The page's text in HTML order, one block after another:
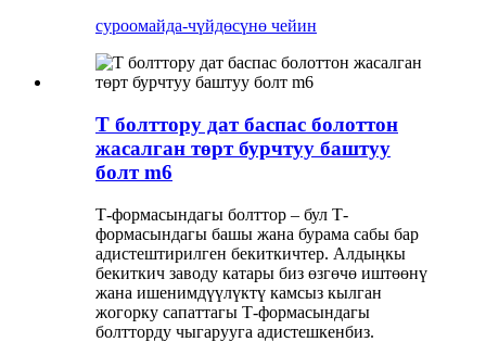
суроомайда-чүйдөсүнө чейин
T болттору дат баспас болоттон
жасалган төрт бурчтуу баштуу
болт m6
Т-формасындагы болттор – бул Т-
формасындагы башы жана бурама сабы бар
адистештирилген бекиткичтер. Алдыңкы
бекиткич заводу катары биз өзгөчө иштөөнү
жана ишенимдүүлүктү камсыз кылган
жогорку сапаттагы Т-формасындагы
болтторду чыгарууга адистешкенбиз.